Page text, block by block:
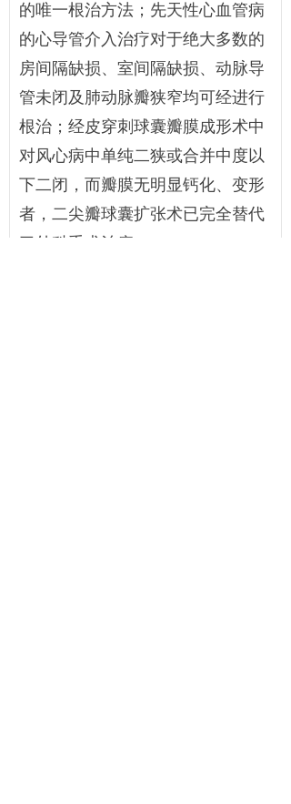
的唯一根治方法；先天性心血管病
的心导管介入治疗对于绝大多数的
房间隔缺损、室间隔缺损、动脉导
管未闭及肺动脉瓣狭窄均可经进行
根治；经皮穿刺球囊瓣膜成形术中
对风心病中单纯二狭或合并中度以
下二闭，而瓣膜无明显钙化、变形
者，二尖瓣球囊扩张术已完全替代
了外科手术治疗。